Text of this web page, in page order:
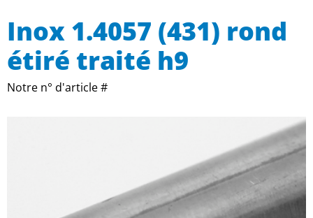
Inox 1.4057 (431) rond
étiré traité h9
Notre n° d'article #